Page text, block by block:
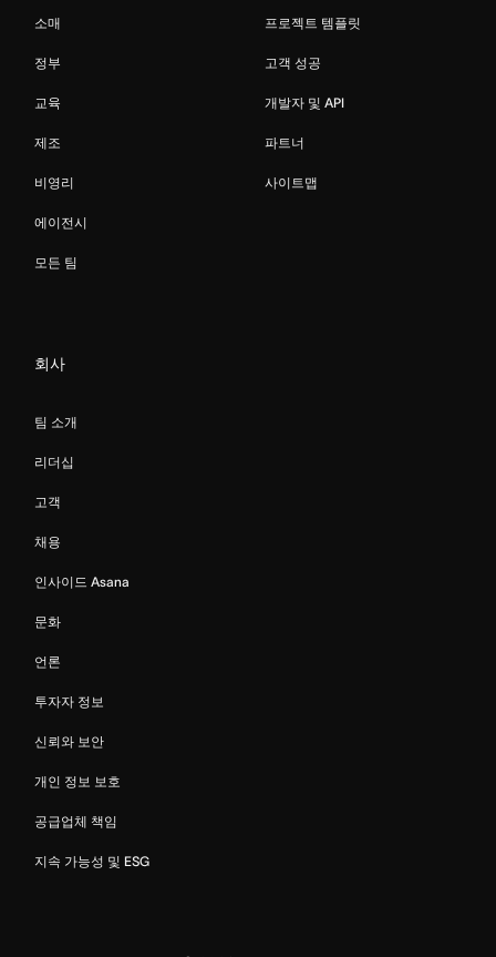
소매
정부
교육
제조
비영리
에이전시
모든 팀
프로젝트 템플릿
고객 성공
개발자 및 API
파트너
사이트맵
회사
팀 소개
리더십
고객
채용
인사이드 Asana
문화
언론
투자자 정보
신뢰와 보안
개인 정보 보호
공급업체 책임
지속 가능성 및 ESG